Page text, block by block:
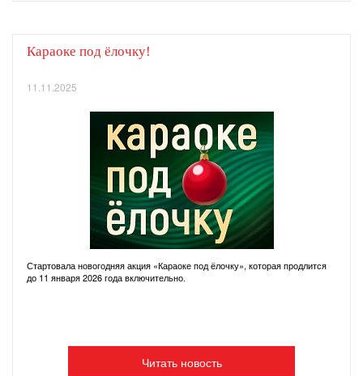
Караоке под ёлочку!
11.11.2025
Стартовала новогодняя акция «Караоке под ёлочку», которая продлится
до 11 января 2026 года включительно.
Читать новость